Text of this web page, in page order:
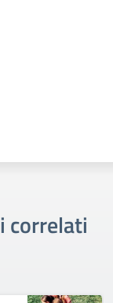
correlati